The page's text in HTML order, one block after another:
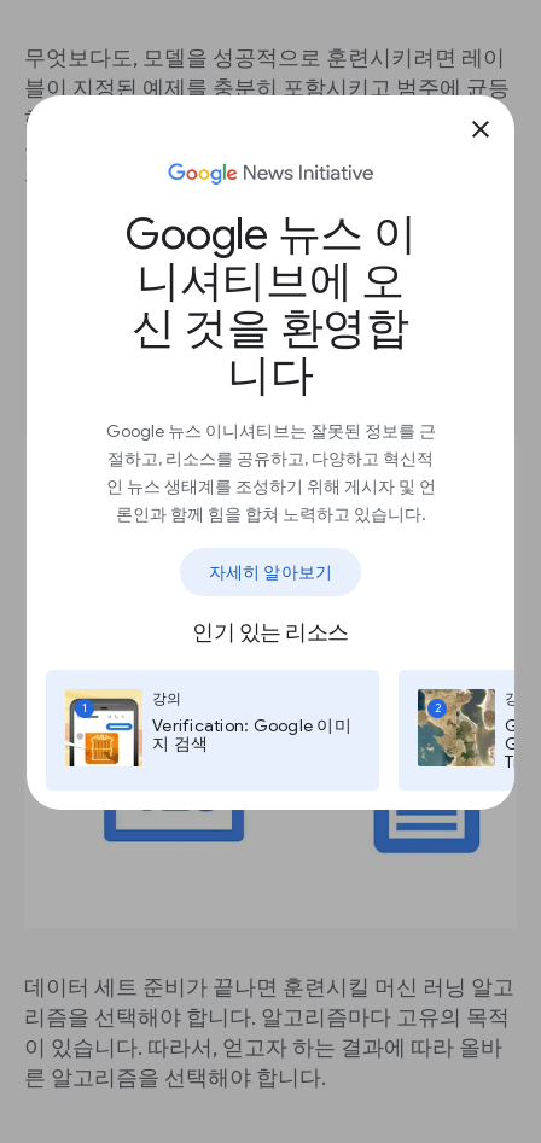
close
Google 뉴스 이
니셔티브에 오
신 것을 환영합
니다
Google 뉴스 이니셔티브는 잘못된 정보를 근
절하고, 리소스를 공유하고, 다양하고 혁신적
인 뉴스 생태계를 조성하기 위해 게시자 및 언
론인과 함께 힘을 합쳐 노력하고 있습니다.
자세히 알아보기
인기 있는 리소스
1
강의
Verification: Google 이미
지 검색
2
강의
무엇보다도, 모델을 성공적으로 훈련시키려면 레이
블이 지정된 예제를 충분히 포함시키고 범주에 균등
하게 배분해야 합니다. 모델이 해당 문제 공간의 변
동을 캡처할 수 있도록 문맥과 사용된 언어를 고려하
는 폭 넓은 예제 세트도 주어야 합니다.
알고리즘의 선택
데이터 세트 준비가 끝나면 훈련시킬 머신 러닝 알고
리즘을 선택해야 합니다. 알고리즘마다 고유의 목적
이 있습니다. 따라서, 얻고자 하는 결과에 따라 올바
른 알고리즘을 선택해야 합니다.